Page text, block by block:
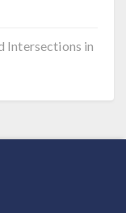
Intersections in